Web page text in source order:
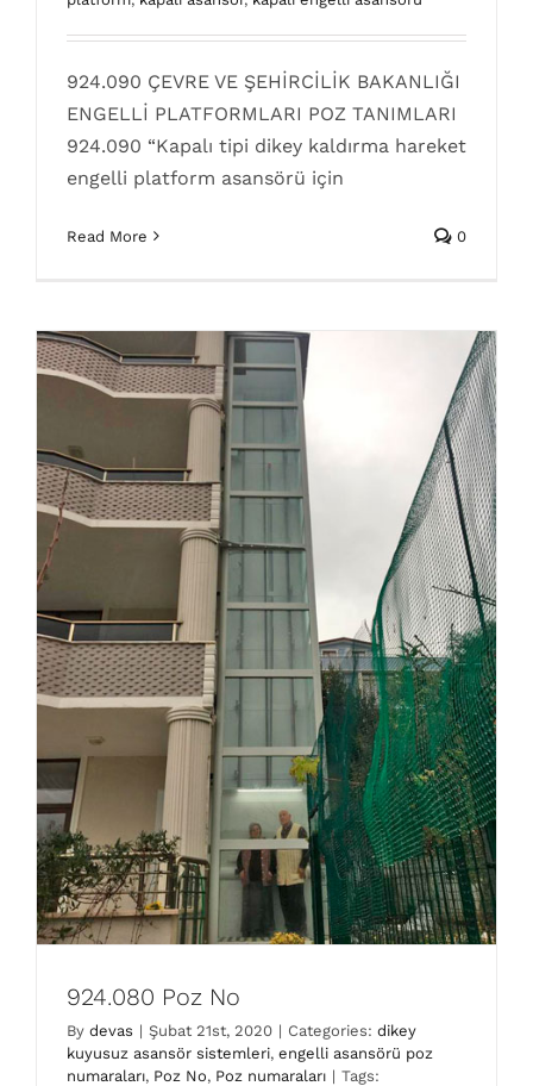
924.090 ÇEVRE VE ŞEHİRCİLİK BAKANLIĞI
ENGELLİ PLATFORMLARI POZ TANIMLARI
924.090 “Kapalı tipi dikey kaldırma hareket
engelli platform asansörü için
Read More 0
poz numaraları
Poz No Poz numaraları
924.080 Poz No
By devas | Şubat 21st, 2020 | Categories: dikey
kuyusuz asansör sistemleri, engelli asansörü poz
numaraları, Poz No, Poz numaraları | Tags: